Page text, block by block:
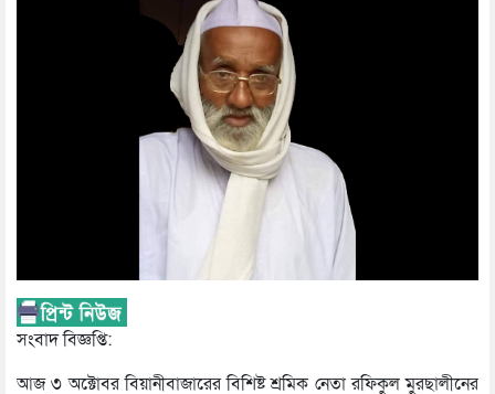
সংবাদ বিজ্ঞপ্তি:
আজ ৩ অক্টোবর বিয়ানীবাজারের বিশিষ্ট শ্রমিক নেতা রফিকুল মুরছালীনের